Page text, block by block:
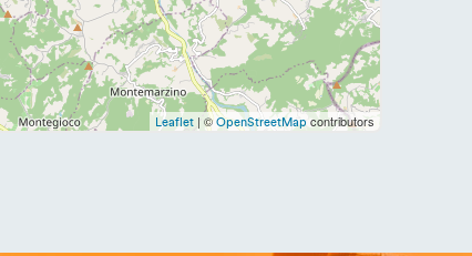
Leaflet | ©OpenStreetMap contributors